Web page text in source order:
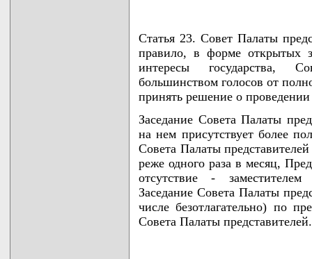
Статья 23. Совет Палаты
правило, в форме открытых
интересы государства,
большинством голосов от
принять решение о проведении
Заседание Совета Палаты
на нем присутствует более
Совета Палаты
реже одного раза в месяц,
отсутствие - заместителем
Заседание Совета Палаты
числе безотлагательно) по
Совета Палаты представителей.